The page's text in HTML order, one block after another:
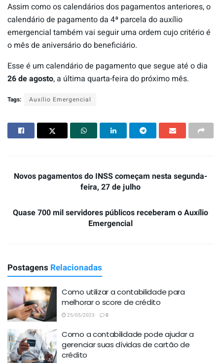
Assim como os calendários dos pagamentos anteriores, o
calendário de pagamento da 4ª parcela do auxílio
emergencial também vai seguir uma ordem cujo critério é
o mês de aniversário do beneficiário.
Esse é um calendário de pagamento que segue até o dia
26 de agosto, a última quarta-feira do próximo mês.
Tags: Auxílio Emergencial
Novos pagamentos do INSS começam nesta segunda-
feira, 27 de julho
Quase 700 mil servidores públicos receberam o Auxílio
Emergencial
Postagens Relacionadas
Como utilizar a contabilidade para
melhorar o score de crédito
25/05/2023 0
Como a contabilidade pode ajudar a
gerenciar suas dívidas de cartão de
crédito